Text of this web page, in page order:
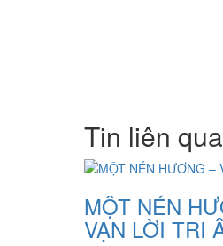
Tin liên
MỘT NÉN
VẠN LỜI TRI